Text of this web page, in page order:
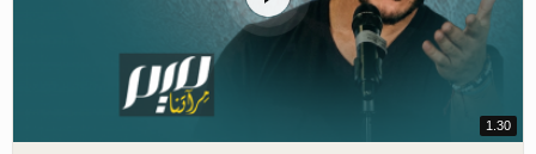
1.30